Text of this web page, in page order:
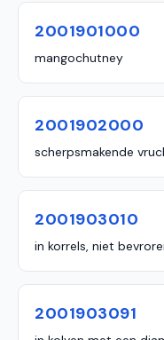
2001901000
mangochutney
2001902000
scherpsmakende
2001903010
in korrels, niet
2001903091